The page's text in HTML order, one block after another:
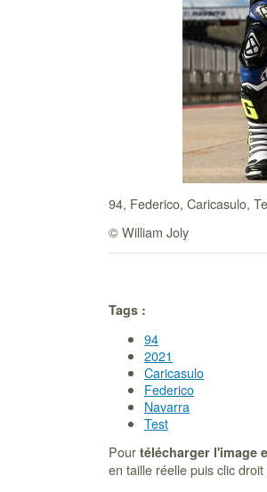
94, Federico, Caricasulo,
© William Joly
Tags :
94
2021
Caricasulo
Federico
Navarra
Test
Pour télécharger l'image
en taille réelle puis clic